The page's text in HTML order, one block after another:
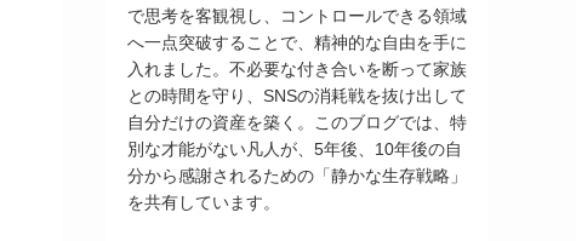
で思考を客観視し、コントロールできる領域
へ一点突破することで、精神的な自由を手に
入れました。不必要な付き合いを断って家族
との時間を守り、SNSの消耗戦を抜け出して
自分だけの資産を築く。このブログでは、特
別な才能がない凡人が、5年後、10年後の自
分から感謝されるための「静かな生存戦略」
を共有しています。